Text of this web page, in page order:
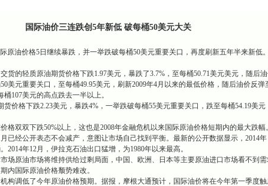
国际油价三连跌创5年新低 破每桶50美元大关
原油价格5日继续暴跌，并一举跌破每桶50美元重要关口，再度刷新五年半来新低
的轻质原油期货价格下跌1.97美元，暴跌了3.7%，至每桶50.71美元美元，随后
美元重要关口，至每桶49.95美元，刷新2009年4月以来的最低价格，随后油价反弹
107美元的高点跌去一半以上。
格下跌2.23美元，暴跌4%，一举跌破每桶55美元重要关口，跌至每桶54.19美元
双双下跌50%以上，这也是2008年金融危机以来国际原油价格短期内的最大跌幅。
经公开表态不会减产，意图让市场自己找到平衡。最新的公开数据显示，2014年
2014年12月，伊拉克石油出口猛增，为1980年以来最高。
原油市场将维持供给过剩局面，中国、欧洲、日本等主要原油进口市场看不到需
内国际原油价格颓势难改。
调低了今年原油价格预期。据报，摩根大通预计，国际油价将在今年第一季度触